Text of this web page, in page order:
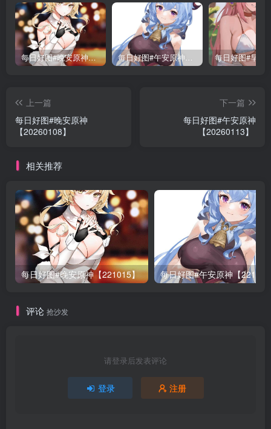
每日好图#晚安原神【221015】 每日好图#午安原神【221014】
上一篇
每日好图#晚安原神
【20260108】
下一篇
每日好图#午安原神
【20260113】
相关推荐
每日好图#晚安原神【221015】 每日好图#午安原神【
评论 抢沙发
请登录后发表评论
登录 注册